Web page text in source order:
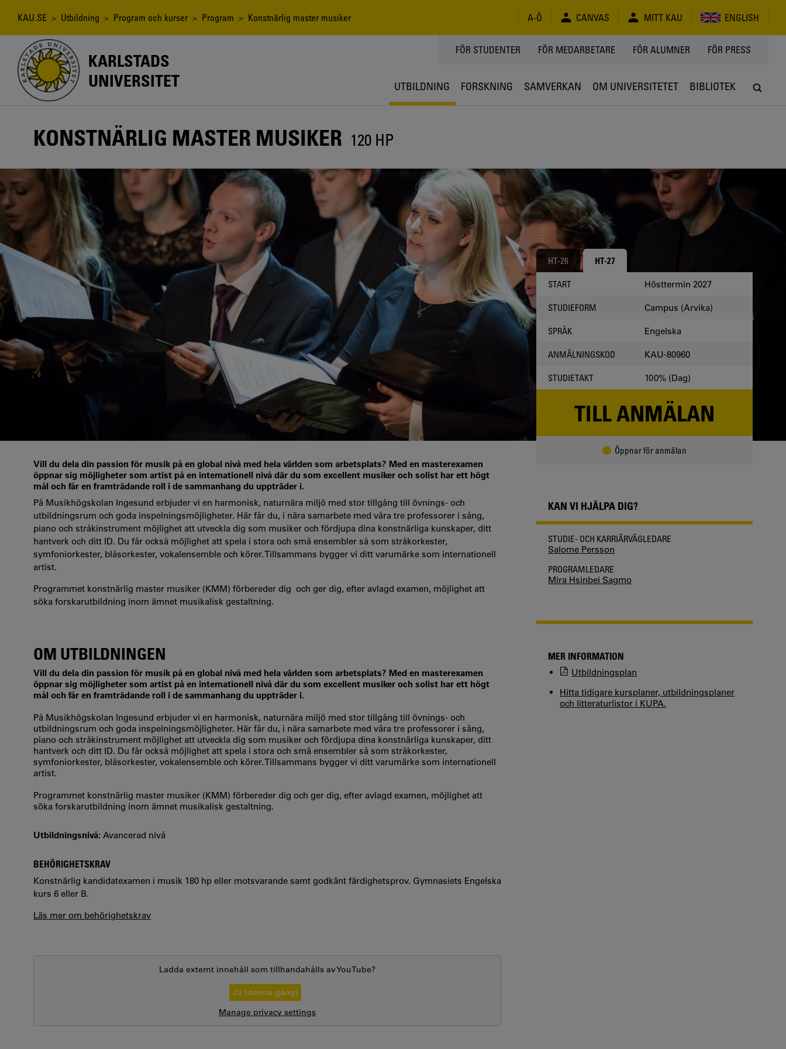
Länkstig
KAU.SE > Utbildning > Program och kurser > Program > Konstnärlig master musiker A-Ö CANVAS MITT KAU ENGLISH
KARLSTADS
UNIVERSITET
TOPPMENY
FÖR STUDENTER FÖR MEDARBETARE FÖR ALUMNER FÖR PRESS
UTBILDNING FORSKNING SAMVERKAN OM UNIVERSITETET BIBLIOTEK
KONSTNÄRLIG MASTER MUSIKER 120 HP
Vill du dela din passion för musik på en global nivå med hela världen som arbetsplats? Med en masterexamen
öppnar sig möjligheter som artist på en internationell nivå där du som excellent musiker och solist har ett högt
mål och får en framträdande roll i de sammanhang du uppträder i.
På Musikhögskolan Ingesund erbjuder vi en harmonisk, naturnära miljö med stor tillgång till övnings- och
utbildningsrum och goda inspelningsmöjligheter. Här får du, i nära samarbete med våra tre professorer i sång,
piano och stråkinstrument möjlighet att utveckla dig som musiker och fördjupa dina konstnärliga kunskaper, ditt
hantverk och ditt ID. Du får också möjlighet att spela i stora och små ensembler så som stråkorkester,
symfoniorkester, blåsorkester, vokalensemble och körer. Tillsammans bygger vi ditt varumärke som internationell
artist.
Programmet konstnärlig master musiker (KMM) förbereder dig och ger dig, efter avlagd examen, möjlighet att
söka forskarutbildning inom ämnet musikalisk gestaltning.
OM UTBILDNINGEN
Vill du dela din passion för musik på en global nivå med hela världen som arbetsplats? Med en masterexamen
öppnar sig möjligheter som artist på en internationell nivå där du som excellent musiker och solist har ett högt
mål och får en framträdande roll i de sammanhang du uppträder i.
På Musikhögskolan Ingesund erbjuder vi en harmonisk, naturnära miljö med stor tillgång till övnings- och
utbildningsrum och goda inspelningsmöjligheter. Här får du, i nära samarbete med våra tre professorer i sång,
piano och stråkinstrument möjlighet att utveckla dig som musiker och fördjupa dina konstnärliga kunskaper, ditt
hantverk och ditt ID. Du får också möjlighet att spela i stora och små ensembler så som stråkorkester,
symfoniorkester, blåsorkester, vokalensemble och körer. Tillsammans bygger vi ditt varumärke som internationell
artist.
Programmet konstnärlig master musiker (KMM) förbereder dig och ger dig, efter avlagd examen, möjlighet att
söka forskarutbildning inom ämnet musikalisk gestaltning.
Utbildningsnivå: Avancerad nivå
BEHÖRIGHETSKRAV
Konstnärlig kandidatexamen i musik 180 hp eller motsvarande samt godkänt färdighetsprov. Gymnasiets Engelska
kurs 6 eller B.
Läs mer om behörighetskrav
Ladda externt innehåll som tillhandahålls avYouTube?
Ja (denna gång)
Manage privacy settings
HT-26 HT-27
START Hösttermin 2027
STUDIEFORM Campus (Arvika)
SPRÅK Engelska
ANMÄLNINGSKOD KAU-80960
STUDIETAKT 100% (Dag)
TILL ANMÄLAN
Öppnar för anmälan
KAN VI HJÄLPA DIG?
STUDIE- OCH KARRIÄRVÄGLEDARE
Salome Persson
PROGRAMLEDARE
Mira Hsinbei Sagmo
MER INFORMATION
Utbildningsplan
Hitta tidigare kursplaner, utbildningsplaner
och litteraturlistor i KUPA.